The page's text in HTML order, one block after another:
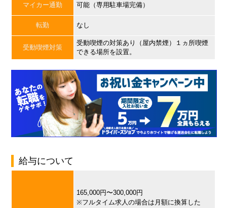
マイカー通勤 可能（専用駐車場完備）
転勤 なし
受動喫煙対策
受動喫煙の対策あり（屋内禁煙）１ヵ所喫煙
できる場所を設置。
給与について
165,000円〜300,000円
※フルタイム求人の場合は月額に換算した